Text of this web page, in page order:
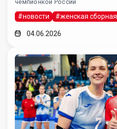
чемпионкой России
#новости #женская сборная
04.06.2026